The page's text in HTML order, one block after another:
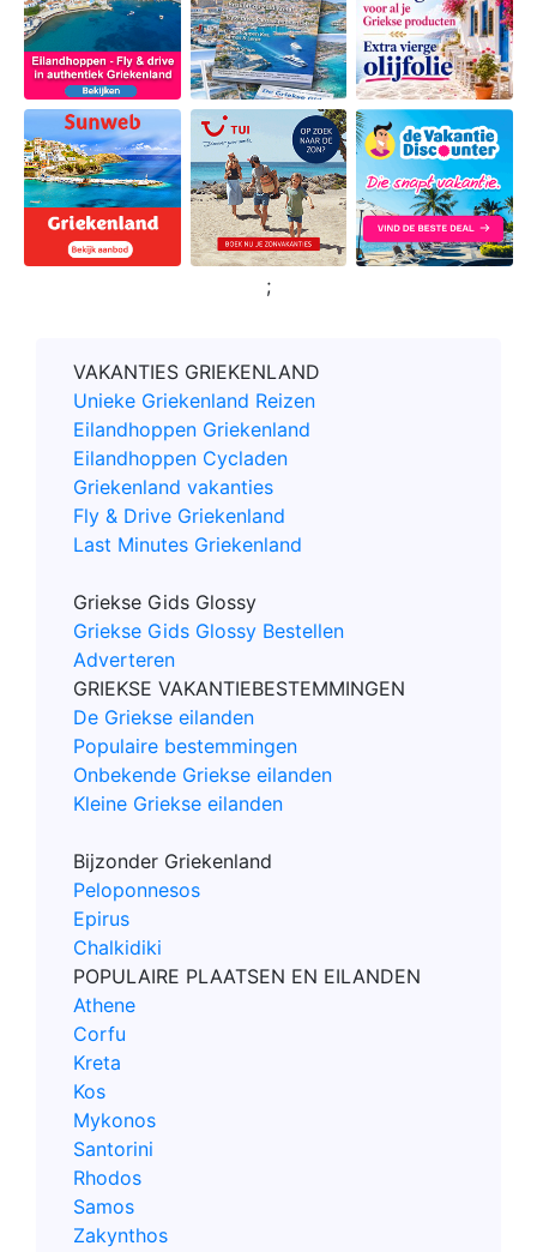
;
VAKANTIES GRIEKENLAND
Unieke Griekenland Reizen
Eilandhoppen Griekenland
Eilandhoppen Cycladen
Griekenland vakanties
Fly & Drive Griekenland
Last Minutes Griekenland
Griekse Gids Glossy
Griekse Gids Glossy Bestellen
Adverteren
GRIEKSE VAKANTIEBESTEMMINGEN
De Griekse eilanden
Populaire bestemmingen
Onbekende Griekse eilanden
Kleine Griekse eilanden
Bijzonder Griekenland
Peloponnesos
Epirus
Chalkidiki
POPULAIRE PLAATSEN EN EILANDEN
Athene
Corfu
Kreta
Kos
Mykonos
Santorini
Rhodos
Samos
Zakynthos